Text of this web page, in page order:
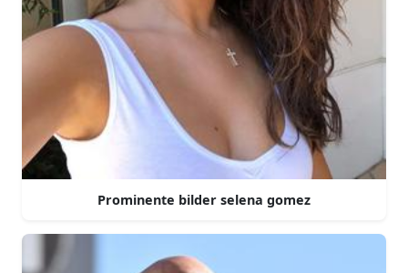
Prominente bilder selena gomez